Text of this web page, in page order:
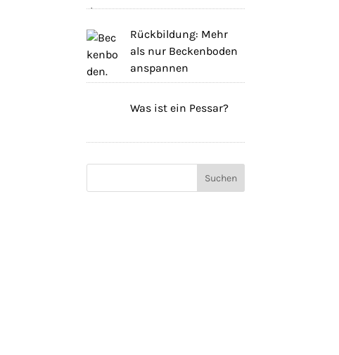
Rückbildung: Mehr
als nur Beckenboden
anspannen
Was ist ein Pessar?
Suchen